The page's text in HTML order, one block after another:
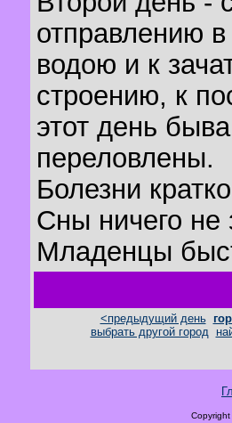
отправлению
водою и к
строению, к
этот день
переловлены.
Болезни
Сны ничего не
Младенцы
<предыдущий день
выбрать другой город